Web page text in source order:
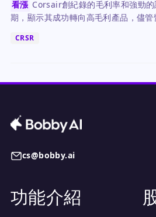
看漲 Corsair創紀錄的毛利率和強勁
期，顯示其成功轉向高毛利產品，儘管
CRSR
cs@bobby.ai
功能介紹